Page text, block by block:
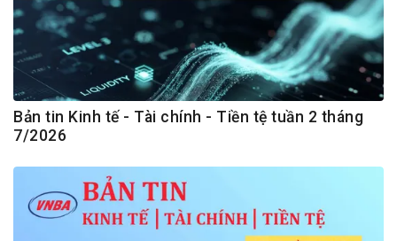
Bản tin Kinh tế - Tài chính - Tiền tệ tuần 2 tháng
7/2026